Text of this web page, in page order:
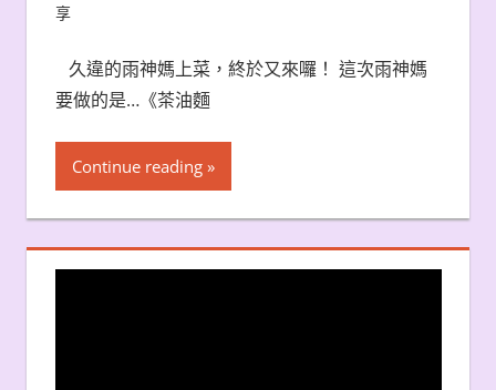
享
久違的雨神媽上菜，終於又來囉！ 這次雨神媽
要做的是…《茶油麵
Continue reading